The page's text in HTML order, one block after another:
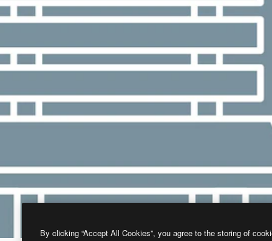
By clicking “Accept All Cookies”, you agree to the storing of